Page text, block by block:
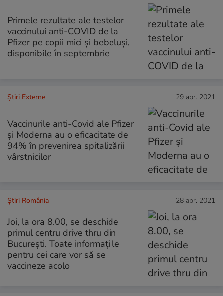
Primele rezultate ale testelor
vaccinului anti-COVID de la
Pfizer pe copii mici şi bebeluşi,
disponibile în septembrie
Știri Externe 29 apr. 2021
Vaccinurile anti-Covid ale Pfizer
şi Moderna au o eficacitate de
94% în prevenirea spitalizării
vârstnicilor
Știri România 28 apr. 2021
Joi, la ora 8.00, se deschide
primul centru drive thru din
București. Toate informațiile
pentru cei care vor să se
vaccineze acolo